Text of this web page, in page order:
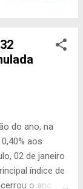
do ano, na
aos
02 de janeiro
índice de
o ano de